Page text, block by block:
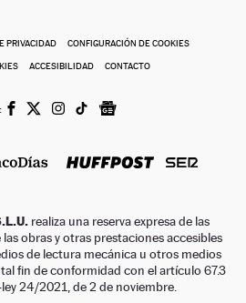
PRIVACIDAD CONFIGURACIÓN DE COOKIES
ACCESIBILIDAD CONTACTO
realiza una reserva expresa de las
obras y otras prestaciones accesibles
de lectura mecánica u otros medios
fin de conformidad con el artículo 67.3
24/2021, de 2 de noviembre.